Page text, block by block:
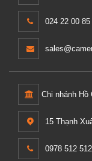
024 22 00 85
Chi nhánh Hồ
15 Thạnh
0978 512 512